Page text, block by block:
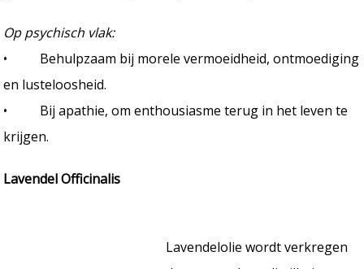
Op psychisch vlak:
• Behulpzaam bij morele vermoeidheid, ontmoediging
en lusteloosheid.
• Bij apathie, om enthousiasme terug in het leven te
krijgen.
Lavendel Officinalis
Lavendelolie wordt verkregen